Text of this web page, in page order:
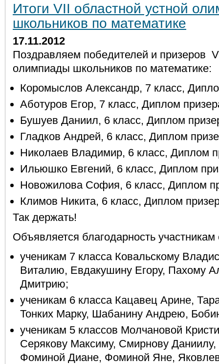
Итоги VII областной устной
школьников по математике
17.11.2012
Поздравляем победителей и призеров
олимпиады школьников по математике:
Коромыслов Александр, 7 класс,
Аботуров Егор, 7 класс, Диплом
Бушуев Даниил, 6 класс, Диплом
Гладков Андрей, 6 класс, Диплом
Николаев Владимир, 6 класс, Диплом
Ильюшко Евгений, 6 класс, Диплом
Новожилова София, 6 класс, Диплом
Климов Никита, 6 класс, Диплом
Так держать!
Объявляется благодарность
ученикам 7 класса Ковальскому
Виталию, Евдакушину Егору, Пахому
Дмитрию;
ученикам 6 класса Кацавец Арине,
Тонких Марку, Шабанину Андрею,
ученикам 5 классов Молчановой
Серякову Максиму, Смирнову
Фоминой Диане, Фоминой Яне,